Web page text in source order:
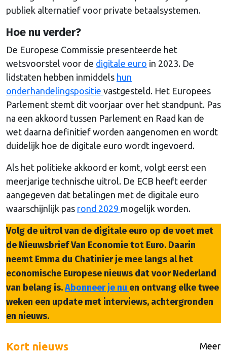
publiek alternatief voor private betaalsystemen.
Hoe nu verder?
De Europese Commissie presenteerde het
wetsvoorstel voor de digitale euro in 2023. De
lidstaten hebben inmiddels hun
onderhandelingspositie vastgesteld. Het Europees
Parlement stemt dit voorjaar over het standpunt. Pas
na een akkoord tussen Parlement en Raad kan de
wet daarna definitief worden aangenomen en wordt
duidelijk hoe de digitale euro wordt ingevoerd.
Als het politieke akkoord er komt, volgt eerst een
meerjarige technische uitrol. De ECB heeft eerder
aangegeven dat betalingen met de digitale euro
waarschijnlijk pas rond 2029 mogelijk worden.
Volg de uitrol van de digitale euro op de voet met
de Nieuwsbrief Van Economie tot Euro. Daarin
neemt Emma du Chatinier je mee langs al het
economische Europese nieuws dat voor Nederland
van belang is.Abonneer je nu en ontvang elke twee
weken een update met interviews, achtergronden
en nieuws.
Kort nieuws Meer